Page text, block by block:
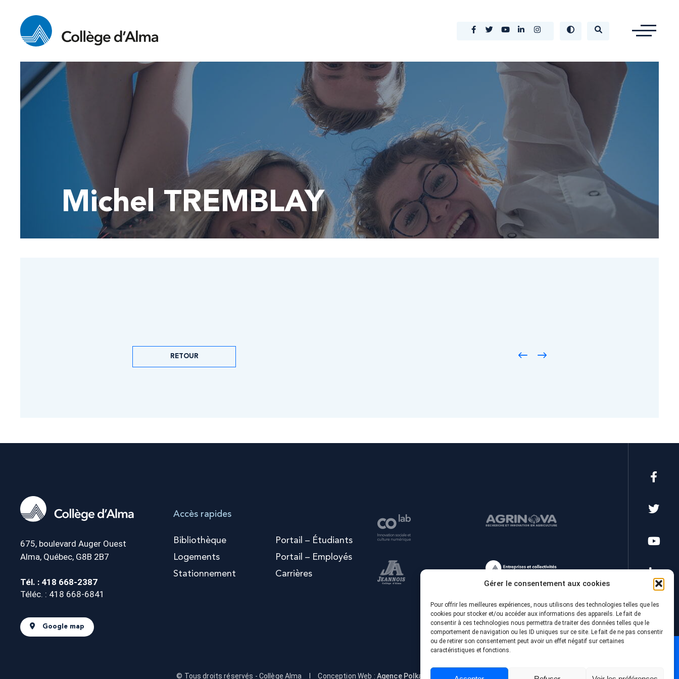
Gérer le consentement aux cookies
Pour offrir les meilleures expériences, nous utilisons des technologies telles que les
cookies pour stocker et/ou accéder aux informations des appareils. Le fait de
consentir à ces technologies nous permettra de traiter des données telles que le
comportement de navigation ou les ID uniques sur ce site. Le fait de ne pas consentir
ou de retirer son consentement peut avoir un effet négatif sur certaines
caractéristiques et fonctions.
Michel TREMBLAY
RETOUR
675, boulevard Auger Ouest
Alma, Québec, G8B 2B7
Tél. : 418 668-2387
Téléc. : 418 668-6841
Google map
Accès rapides
Bibliothèque
Logements
Stationnement
Portail – Étudiants
Portail – Employés
Carrières
© Tous droits réservés - Collège Alma Conception Web : Agence Polka/Arsenal